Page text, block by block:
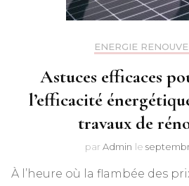
ENERGIE
Astuces efficaces
l’efficacité
travaux de
par Admin le
À l’heure où la flambée des